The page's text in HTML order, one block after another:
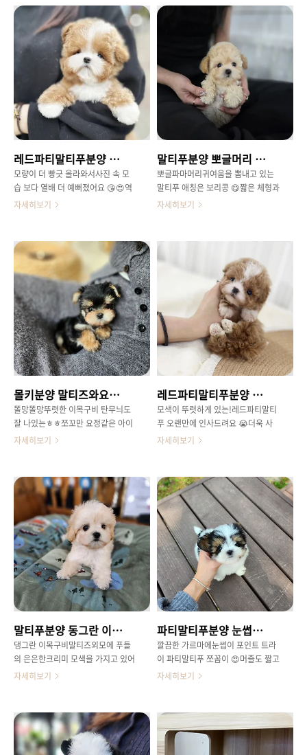
좋아하는 얼굴상말티푸의 전형적인
비쥬얼을가지고 있는 하트몬 이랍니
닷 😋😚 이제는 국민강아지로부를
수 있을만큼많은 사랑을 받고 있는말
티즈와 푸들의 만남으로 태어난 말티
푸장점은 이미 말 안해도많은 분들이
알아주시는거 같아요ㅎㅎ 뚫어져라
쳐다보는 모습이너무 기엽지 않나요
ㅠㅠ작고 앙증맞은 발 ... 😘보고있으
면 귀여워서히죽히죽 웃게되는우리
아가몽들 ...좋은 가족 만나정말 행복
한 견생누리면서 사랑받고살았으면
좋겠어요 바로 만나보실 수 있는하트
몬 공주님 😊 분양문의 : 010-2374-
0401
만아이들마다 모두 다른 매력을보여
주고 있어요ㅎㅎ같은 견종이더라도
아이들마다 모색도 다양하지만모질
도 다르고생김새도 비슷한듯 싶어도
자세히보면 모두 다르게 생겼다죠 ㅎ
ㅎ 말티즈와 푸들의 유전자가딱 보이
는 ! 말티푸 꼬물이방울이는 현재 2
차접종을 완료하고씩씩한 컨디션 뽐
내고 있는 중이랍니다 😘😘엄마 아
빠의 좋은 유전자만을 물려받아 방울
이만의 장점도 업 🤗 털빠짐이 없는
편에 속하고작은 체구와 귀여운 외모
는말티푸의 장점이 딱 느껴지시죠 ㅎ
ㅎ요즘은 오히려순종 말티즈나 푸들
보다도말티푸 아가들을 찾아주시는
분들이더욱 많이 계신 거 같습니다 !
레드파티말티푸분양 씩씩한개린이 잼잼
모량이 더 빵긋 올라와서사진 속 모
습 보다 열배 더 예뻐졌어요 😘😍역
시 떡잎부터 예쁨 +_+ 자랑하는 아이
티푸 쪼꼼이들 ..일년만에 만났네요
😭😭체형도 짧고모량도 빵실한 아
가라오래 기다린 보람이 있는ㅎㅎ 아
이들 소식은 항상 심장이 콩닥콩닥
설렘 가득한 맘으로기다리곤 하는데
특히 제 맘에 쏙 드는 아이들은 정말
하루종일 머릿속에 둥둥둥우리 레드
파티말티푸 사진 속 아가가 저한테
그런 느낌을 안겨준 아이에요 😍 뚜
렷한 무늬는커가면서도 요 색 그대로
유지되면서 미모는 더 예뻐진다니앞
으로의 미래가 기대가 큽니다 ㅎㅎ
현재 2차접종까지 완료하고컨디션도
최상~~ 건강하게 커가고 있어요 😍
자세히보기
말티푸분양 뽀글머리 털빠짐은0프로
뽀글파마머리귀여움을 뽐내고 있는
말티푸 애칭은 보리콩 😋짧은 체형과
머즐길이통통한 이등신 몸매까지 ..
는저 모습이 너무 기엽지 않나요 🙄
뽀글뽀글 푸들에 가까운모질을 가지
고 있어서털빠짐은 0%관리도 까다
롭지 않답니다 순둥한 이목구비가넘
기여운 우리 보리콩이 😚😚작지만
이빨도 잘 나있고통통해서 더 귀여
운!!!식빵인형이랑 맨날 꼼냥거리는
우리 귀요미의 가족을 기다리고 있어
요 1차접종 선천적 기형잠복기 질병
이상없이 체크끝내고건사료 오독오
독 씹어먹으면서ㅋㅋ건강하게 성장
하고 있는우리 병아리콩의엄마아빠
를 기다리고 있어요 😋
자세히보기
몰키분양 말티즈와요크셔테리어의만남 크롱이
똘망똘망뚜렷한 이목구비 탄무늬도
잘 나있는ㅎㅎ쪼꼬만 요정같은 아이
몰키 크롱 공주님 땡그란 이목구비
물려받은 몰키 아기천사 😎 국민강아
지 말티즈와 요크셔테리어의 만남으
로태어난 몰키즈 친구들은작은 체구
와털빠짐이 별로 없다는 큰 장점을가
지고 있어요 ✌ 혼자서 꼼지락 꼼지락
잘 노는 중ㅎㅎ지금도 슬쩍 쳐다보면
혼자서 뭘 자꾸만 하고 있는ㅋㅋㅋㅋ
쪼꼬만게 .. 나름 바쁜 🙄🤢😵😁건사
료 오독오독 씹어먹으면서한번도 설
사나 밥을 안먹거나탈 없이 건강한
견생 두달차를 보내고 있답니다 엄마
아빠의 몸집이 작기 때문에오케이독
에서 소개드리는 몰키 친구들은보통
2키로대로 성장하고 있어요 ☺선천
적기형 잠복기 질병피부질환 부정교
합 탈장 모두 이상없이건강한 ..
자세히보기
레드파티말티푸분양 양말신은 곰탕이
모색이 뚜렷하게 있는!레드파티말티
푸 오랜만에 인사드려요 😭더욱 사
랑스럽고 예쁜 아가로모셔왔씁니다
어도 심장이 콩닥콩닥 하는데오랜만
에 느껴보는 감정 .. ✌대충대충 찍었
찌만이정도 꽃미모는 숨길 수 없네요
🥰🥰 푸들에 가까운 비쥬얼이지만 짧
뚱한 체형과 짧은 머즐길이빵실한 모
량 ✌양말까지 가지런히 네발 다 신고
가슴에 흰털 포인트까지도사랑스러
운 .. 😵😵 미간이 멀고 짧은 귀까지
ㅎㅎ 제일 좋아하는 얼굴형 🤢🤢성별
은 왕자님애칭은 뭐라 지어줄까고민
하다가🧐 곰탕이라고 ... 귀여운 꼬마
대장 ..내일은 체형까지 좀 더 잘 담아
서사진과 영상까지 두번째 견생샷 공
개해보도록 하겠습니당 😁😁 방문하
시면 바로 만나보실 수 있는사진 속 ..
자세히보기
말티푸분양 동그란 이목구비
댕그란 이목구비말티즈외모에 푸들
의 은은한크리미 모색을 가지고 있어
요제가 제일 좋아하는 말티푸 얼굴상
들 말티즈와 푸들의 만남으로탄생한
말티푸 아가들인만큼말티푸의 장점
은 말해 뭐해 입니다 😋😁 아가들마
자세히보기
파티말티푸분양 눈썹이 포인트 쪼꼼이
깔끔한 가르마에눈썹이 포인트 트라
이 파티말티푸 쪼꼼이 😍머즐도 짧고
체형도 짧은 !다시봐도 예뿐 아가 ㅎ
고 있어요 😊 많은 분들께서 찾아주
셨던 파티말티푸들도 드디어마지막
케어 끝내고소개해드릴 시간이 다가
자세히보기